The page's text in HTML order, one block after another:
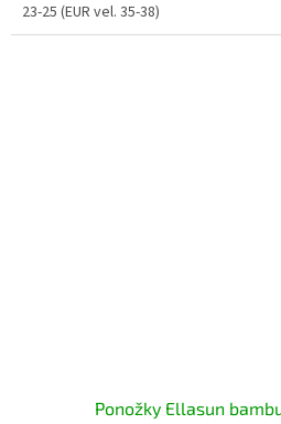
23-25 (EUR vel. 35-38)
Ponožky Ellasun